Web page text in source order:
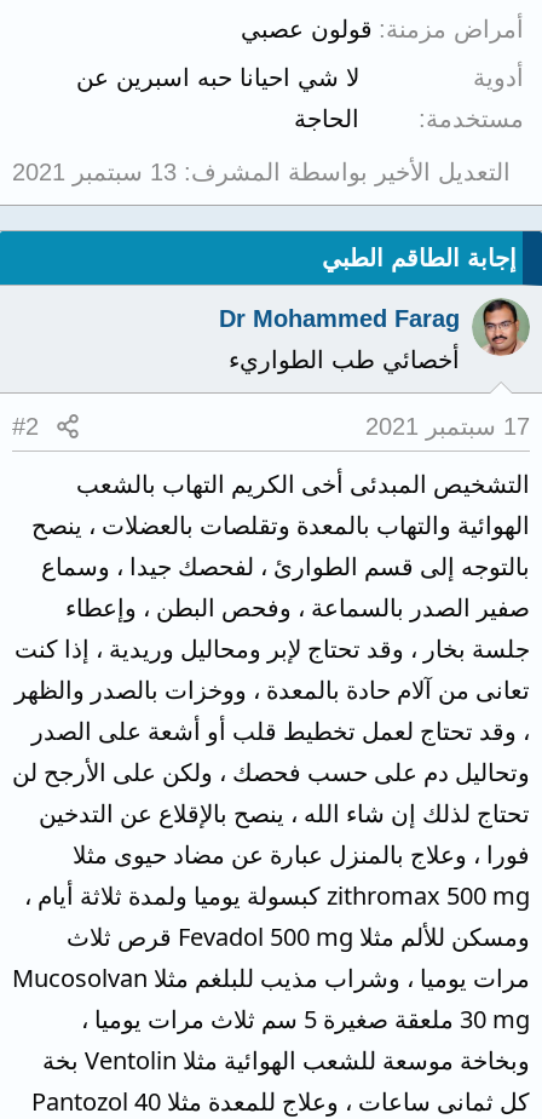
أمراض مزمنة
قولون عصبي
أدوية
مستخدمة
لا شي احيانا حبه اسبرين عن
الحاجة
التعديل الأخير بواسطة المشرف: 13 سبتمبر 2021
إجابة الطاقم الطبي
Dr Mohammed Farag
أخصائي طب الطواريء
17 سبتمبر 2021 #2
التشخيص المبدئى أخى الكريم التهاب بالشعب
الهوائية والتهاب بالمعدة وتقلصات بالعضلات ، ينصح
بالتوجه إلى قسم الطوارئ ، لفحصك جيدا ، وسماع
صفير الصدر بالسماعة ، وفحص البطن ، وإعطاء
جلسة بخار ، وقد تحتاج لإبر ومحاليل وريدية ، إذا كنت
تعانى من آلام حادة بالمعدة ، ووخزات بالصدر والظهر
، وقد تحتاج لعمل تخطيط قلب أو أشعة على الصدر
وتحاليل دم على حسب فحصك ، ولكن على الأرجح لن
تحتاج لذلك إن شاء الله ، ينصح بالإقلاع عن التدخين
فورا ، وعلاج بالمنزل عبارة عن مضاد حيوى مثلا
zithromax 500 mg كبسولة يوميا ولمدة ثلاثة أيام ،
ومسكن للألم مثلا Fevadol 500 mg قرص ثلاث
مرات يوميا ، وشراب مذيب للبلغم مثلا Mucosolvan
30 mg ملعقة صغيرة 5 سم ثلاث مرات يوميا ،
وبخاخة موسعة للشعب الهوائية مثلا Ventolin بخة
كل ثمانى ساعات ، وعلاج للمعدة مثلا Pantozol 40